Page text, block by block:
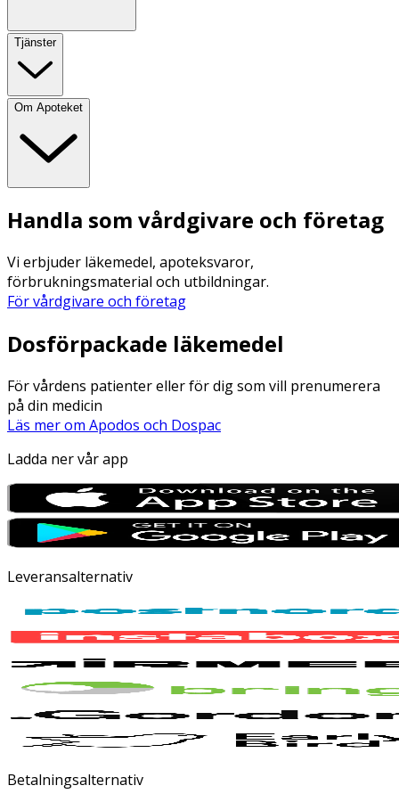
Tjänster
Om Apoteket
Handla som vårdgivare och företag
Vi erbjuder läkemedel, apoteksvaror,
förbrukningsmaterial och utbildningar.
För vårdgivare och företag
Dosförpackade läkemedel
För vårdens patienter eller för dig som vill prenumerera
på din medicin
Läs mer om Apodos och Dospac
Ladda ner vår app
Leveransalternativ
Betalningsalternativ